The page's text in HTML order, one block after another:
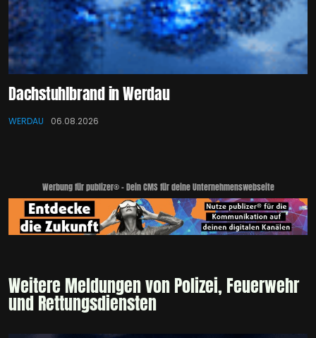
Dachstuhlbrand in Werdau
WERDAU 06.08.2026
Werbung für publizer® - Dein CMS für deine Unternehmenswebseite
Weitere Meldungen von Polizei, Feuerwehr
und Rettungsdiensten